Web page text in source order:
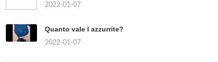
2022-01-07
Quanto vale l azzurrite?
2022-01-07